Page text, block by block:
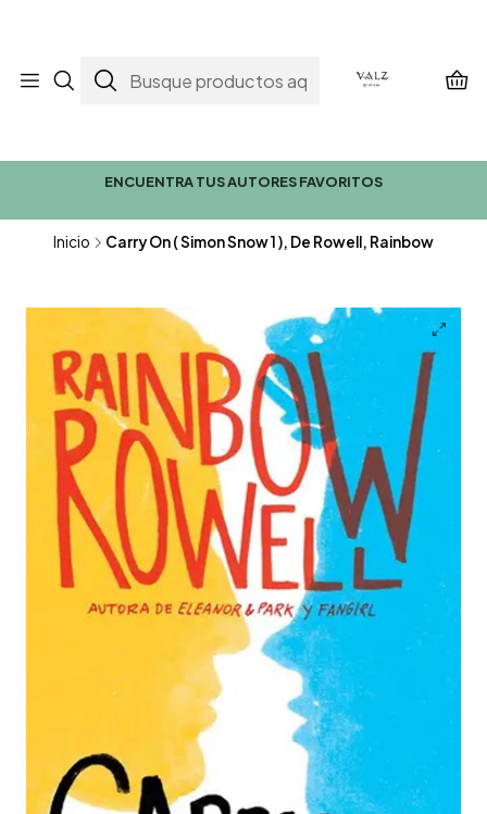
ENCUENTRA TUS AUTORES FAVORITOS
Inicio Carry On ( Simon Snow 1 ), De Rowell, Rainbow